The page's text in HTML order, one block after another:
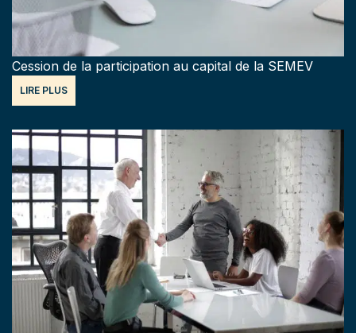
Cession de la participation au capital de la SEMEV
LIRE PLUS